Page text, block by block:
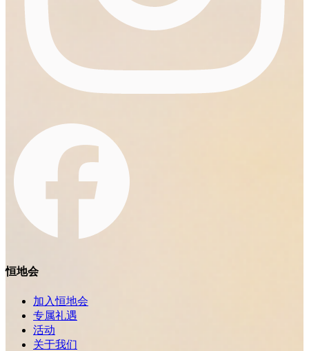
恒地会
加入恒地会
专属礼遇
活动
关于我们